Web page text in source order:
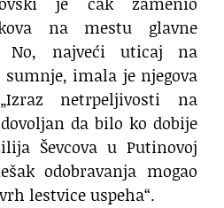
na mestu glavne
No, najveći uticaj na
imala je njegova
netrpeljivosti na
da bilo ko dobije
Ševcova u Putinovoj
odobravanja mogao
lestvice uspeha“.